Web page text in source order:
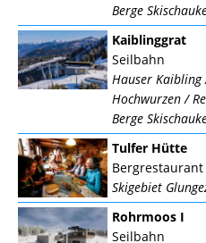
Berge
Kaiblinggrat
Seilbahn
Hauser
Hochwurzen /
Berge
Tulfer Hütte
Bergrestaurant
Skigebiet
Rohrmoos I
Seilbahn